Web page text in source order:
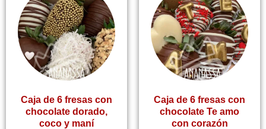
Caja de 6 fresas con
chocolate dorado,
coco y maní
Caja de 6 fresas con
chocolate Te amo
con corazón